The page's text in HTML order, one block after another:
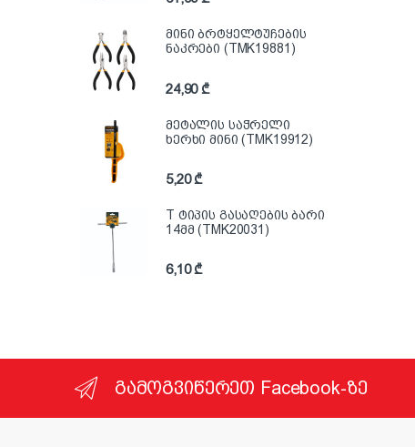
მინი ბრტყელტუჩების
ნაკრები (TMK19881)
24,90₾
მეტალის საჭრელი
ხერხი მინი (TMK19912)
5,20₾
T ტიპის გასაღების ბარი
14მმ (TMK20031)
6,10₾
გამოგვიწერეთ Facebook-ზე